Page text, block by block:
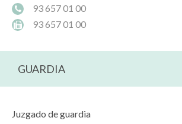
93 657 01 00
93 657 01 00
GUARDIA
Juzgado de guardia